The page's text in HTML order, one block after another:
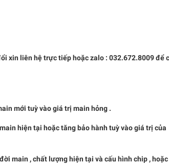
xin liên hệ trực tiếp hoặc zalo : 032.672.8009 để
mới tuỳ vào giá trị main hỏng .
hiện tại hoặc tăng bảo hành tuỳ vào giá trị của
main , chất lượng hiện tại và cấu hình chip , hoặc